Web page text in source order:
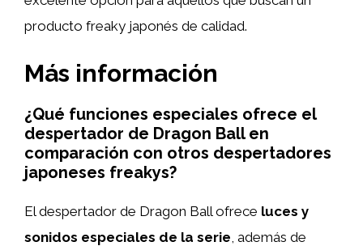
producto freaky japonés de calidad.
Más información
¿Qué funciones especiales ofrece el
despertador de Dragon Ball en
comparación con otros despertadores
japoneses freakys?
El despertador de Dragon Ball ofrece luces y
sonidos especiales de la serie, además de